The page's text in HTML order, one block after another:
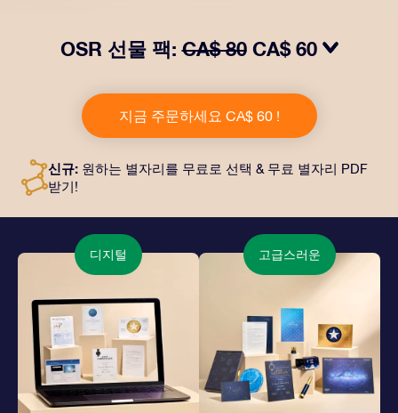
OSR 선물 팩:CA$ 80 CA$ 60
투와 퍼스널라이즈 문서가 선택한 주소로 발송되고 디지
털 문서가 제공되며 무료로 OSR 앱을 이용할 수 있습니
다. OSR Gift Pack은 친구나 사랑하는 사람에게 영원히
지금 주문하세요 CA$ 60 !
신규: 원하는 별자리를 무료로 선택 & 무료 별자리 PDF
받기!
디지털 고급스러운